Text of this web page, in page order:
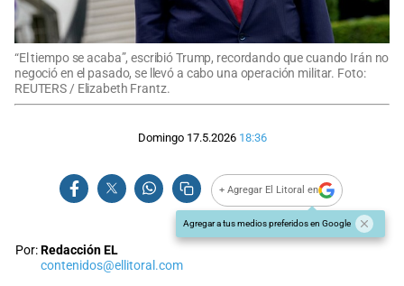
“El tiempo se acaba”, escribió Trump, recordando que cuando Irán no
negoció en el pasado, se llevó a cabo una operación militar. Foto:
REUTERS / Elizabeth Frantz.
Domingo 17.5.2026 18:36
+ Agregar El Litoral en
Agregar a tus medios preferidos en Google
Por:Redacción EL
contenidos@ellitoral.com